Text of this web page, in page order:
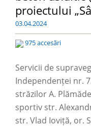
proiectului
03.04.2024
975 accesări
Servicii de
Independenței nr.
străzilor A.
sportiv str.
str. Vlad Ioviță, or.